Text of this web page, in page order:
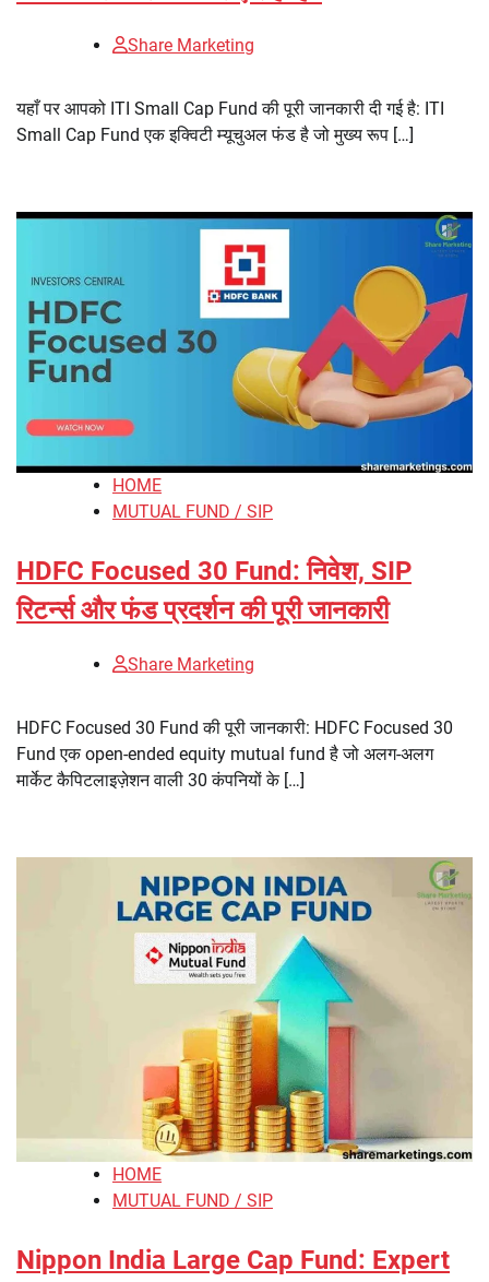
Share Marketing
यहाँ पर आपको ITI Small Cap Fund की पूरी जानकारी दी गई है: ITI
Small Cap Fund एक इक्विटी म्यूचुअल फंड है जो मुख्य रूप […]
HOME
MUTUAL FUND / SIP
HDFC Focused 30 Fund: निवेश, SIP
रिटर्न्स और फंड प्रदर्शन की पूरी जानकारी
Share Marketing
HDFC Focused 30 Fund की पूरी जानकारी: HDFC Focused 30
Fund एक open-ended equity mutual fund है जो अलग-अलग
मार्केट कैपिटलाइज़ेशन वाली 30 कंपनियों के […]
HOME
MUTUAL FUND / SIP
Nippon India Large Cap Fund: Expert